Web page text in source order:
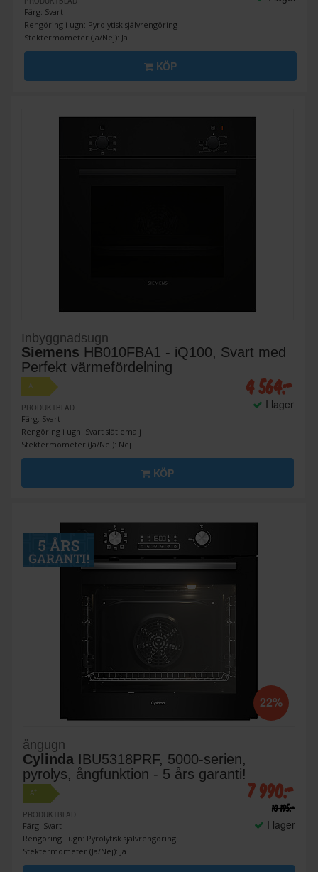
Färg: Svart
Rengöring i ugn: Pyrolytisk självrengöring
Stektermometer (Ja/Nej): Ja
KÖP
Inbyggnadsugn
Siemens HB010FBA1 - iQ100, Svart med
Perfekt värmefördelning
A
PRODUKTBLAD
Färg: Svart
Rengöring i ugn: Svart slät emalj
Stektermometer (Ja/Nej): Nej
4 564:-
I lager
KÖP
22%
ångugn
Cylinda IBU5318PRF, 5000-serien,
pyrolys, ångfunktion - 5 års garanti!
A+
PRODUKTBLAD
Färg: Svart
Rengöring i ugn: Pyrolytisk självrengöring
Stektermometer (Ja/Nej): Ja
7 990:-
10 195:-
I lager